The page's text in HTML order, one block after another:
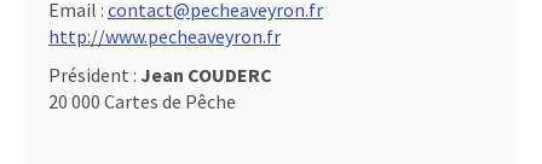
Email : contact@pecheaveyron.fr
http://www.pecheaveyron.fr
Président : Jean COUDERC
20 000 Cartes de Pêche